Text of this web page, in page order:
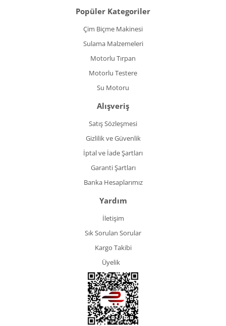
Popüler Kategoriler
Çim Biçme Makinesi
Sulama Malzemeleri
Motorlu Tırpan
Motorlu Testere
Su Motoru
Alışveriş
Satış Sözleşmesi
Gizlilik ve Güvenlik
İptal ve İade Şartları
Garanti Şartları
Banka Hesaplarımız
Yardım
İletişim
Sık Sorulan Sorular
Kargo Takibi
Üyelik